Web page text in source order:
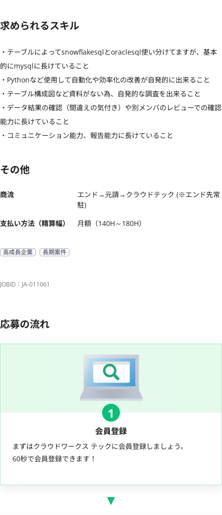
求められるスキル
・テーブルによってsnowflakesqlとoraclesql使い分けてますが、基本
的にmysqlに長けていること
・Pythonなど使用して自動化や効率化の改善が自発的に出来ること
・テーブル構成図など資料がない為、自発的な調査を出来ること
・データ結果の確認（間違えの気付き）や別メンバのレビューでの確認
能力に長けていること
・コミュニケーション能力、報告能力に長けていること
その他
商流
エンド→元請→クラウドテック (※エンド先常
駐)
支払い方法（精算幅）
月額（140H～180H）
高成長企業 長期案件
JOBID：JA-011061
応募の流れ
1
会員登録
まずはクラウドワークス テックに会員登録しましょう。
60秒で会員登録できます！